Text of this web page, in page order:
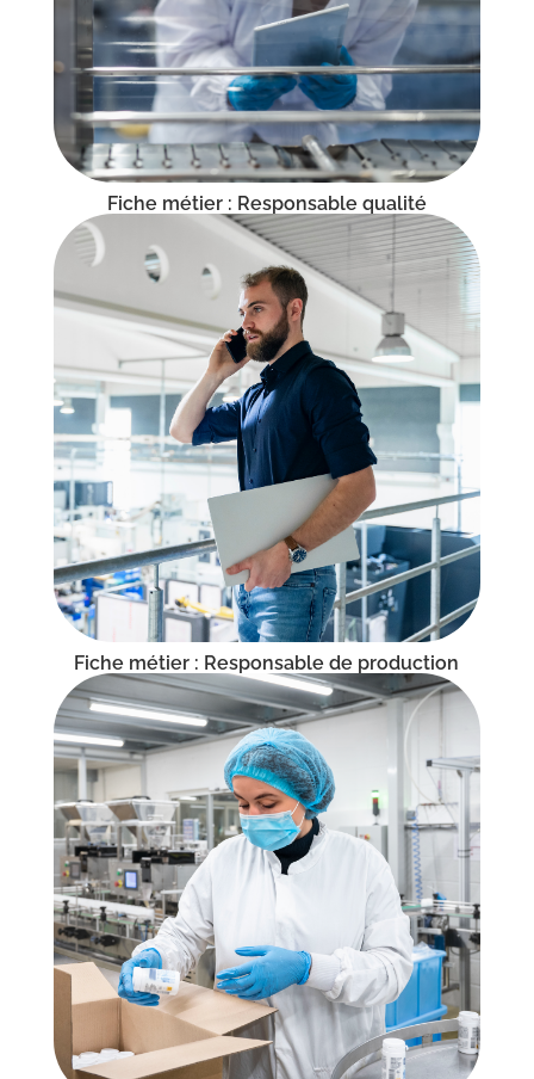
Fiche métier : Responsable qualité
Fiche métier : Responsable de production